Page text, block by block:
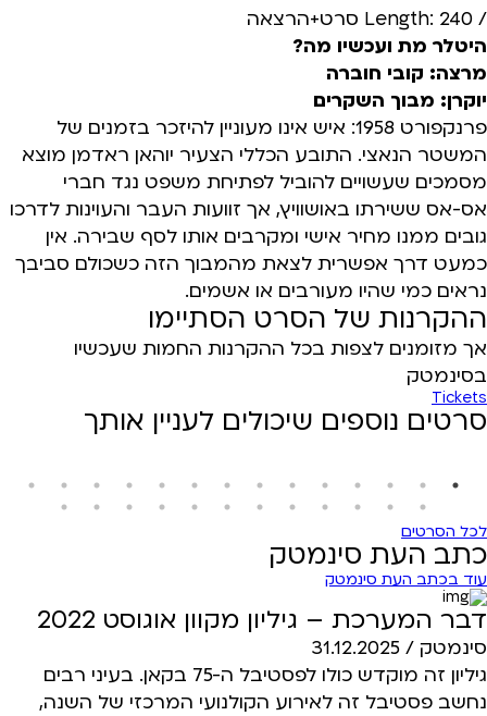
/ Length: 240 סרט+הרצאה
היטלר מת ועכשיו מה?
מרצה: קובי חוברה
יוקרן: מבוך השקרים
פרנקפורט 1958: איש אינו מעוניין להיזכר בזמנים של
המשטר הנאצי. התובע הכללי הצעיר יוהאן ראדמן מוצא
מסמכים שעשויים להוביל לפתיחת משפט נגד חברי
אס-אס ששירתו באושוויץ, אך זוועות העבר והעוינות לדרכו
גובים ממנו מחיר אישי ומקרבים אותו לסף שבירה. אין
כמעט דרך אפשרית לצאת מהמבוך הזה כשכולם סביבך
נראים כמי שהיו מעורבים או אשמים.
ההקרנות של הסרט הסתיימו
אך מזומנים לצפות בכל ההקרנות החמות שעכשיו
בסינמטק
Tickets
סרטים נוספים שיכולים לעניין אותך
לכל הסרטים
כתב העת סינמטק
עוד בכתב העת סינמטק
דבר המערכת – גיליון מקוון אוגוסט 2022
סינמטק / 31.12.2025
גיליון זה מוקדש כולו לפסטיבל ה-75 בקאן. בעיני רבים
נחשב פסטיבל זה לאירוע הקולנועי המרכזי של השנה,